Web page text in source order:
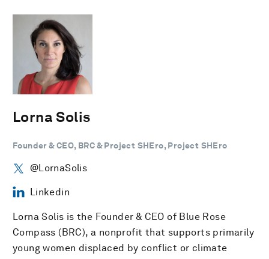
Lorna Solis
Founder & CEO, BRC & Project SHEro, Project SHEro
@LornaSolis
Linkedin
Lorna Solis is the Founder & CEO of Blue Rose
Compass (BRC), a nonprofit that supports primarily
young women displaced by conflict or climate